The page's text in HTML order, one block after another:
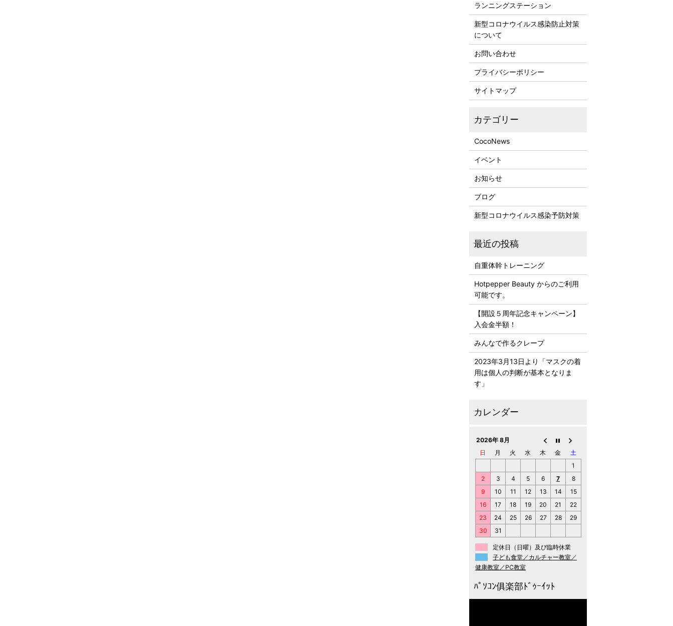
ランニングステーション
新型コロナウイルス感染防止対策
について
お問い合わせ
プライバシーポリシー
サイトマップ
CocoNews
イベント
お知らせ
ブログ
新型コロナウイルス感染予防対策
自重体幹トレーニング
Hotpepper Beauty からのご利用
可能です。
【開設５周年記念キャンペーン】
入会金半額！
みんなで作るクレープ
2023年3月13日より「マスクの着
用は個人の判断が基本となりま
す」
2026年 8月
日
月 火 水 木 金
土
1
2
3 4 5 6 7
8
9
10 11 12 13 14
15
16
17 18 19 20 21
22
23
24 25 26 27 28
29
30
31
定休日（日曜）及び臨時休業
子ども食堂／カルチャー教室／
健康教室／PC教室